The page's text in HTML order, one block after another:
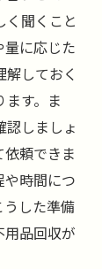
く聞くこと
に応じた
しておく
す。ま
認しましょ
頼できま
や時間につ
うした準備
用品回収が